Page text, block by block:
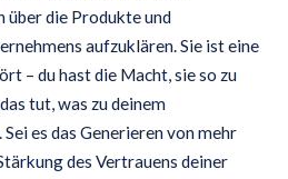
über die Produkte und
aufzuklären. Sie ist eine
– du hast die Macht, sie so zu
tut, was zu deinem
es das Generieren von mehr
des Vertrauens deiner